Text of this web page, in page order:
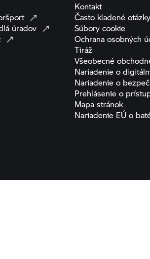
úradov
Kontakt
Často kladené otázky
Súbory cookie
Ochrana osobných
Tiráž
Všeobecné
Nariadenie o
Nariadenie o
Prehlásenie o
Mapa stránok
Nariadenie EÚ o